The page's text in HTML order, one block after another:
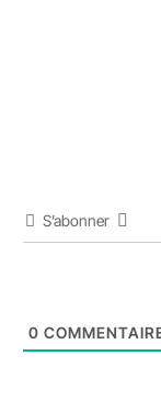
S’abonner
0